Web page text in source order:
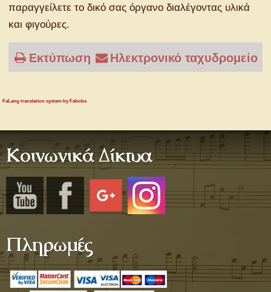
παραγγείλετε το δικό σας όργανο διαλέγοντας υλικά
και φιγούρες.
Εκτύπωση Ηλεκτρονικό ταχυδρομείο
FaLang translation system by Faboba
Κοινωνικά Δίκτυα
Πληρωμές